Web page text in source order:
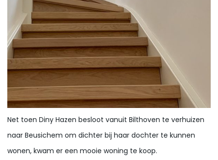
Net toen Diny Hazen besloot vanuit Bilthoven te verhuizen
naar Beusichem om dichter bij haar dochter te kunnen
wonen, kwam er een mooie woning te koop.